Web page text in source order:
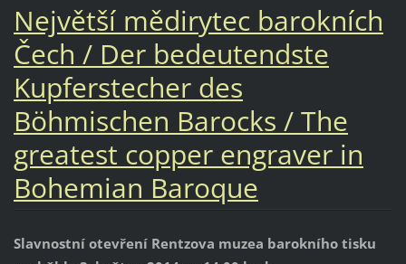
Největší mědirytec barokních
Čech / Der bedeutendste
Kupferstecher des
Böhmischen Barocks / The
greatest copper engraver in
Bohemian Baroque
Slavnostní otevření Rentzova muzea barokního tisku